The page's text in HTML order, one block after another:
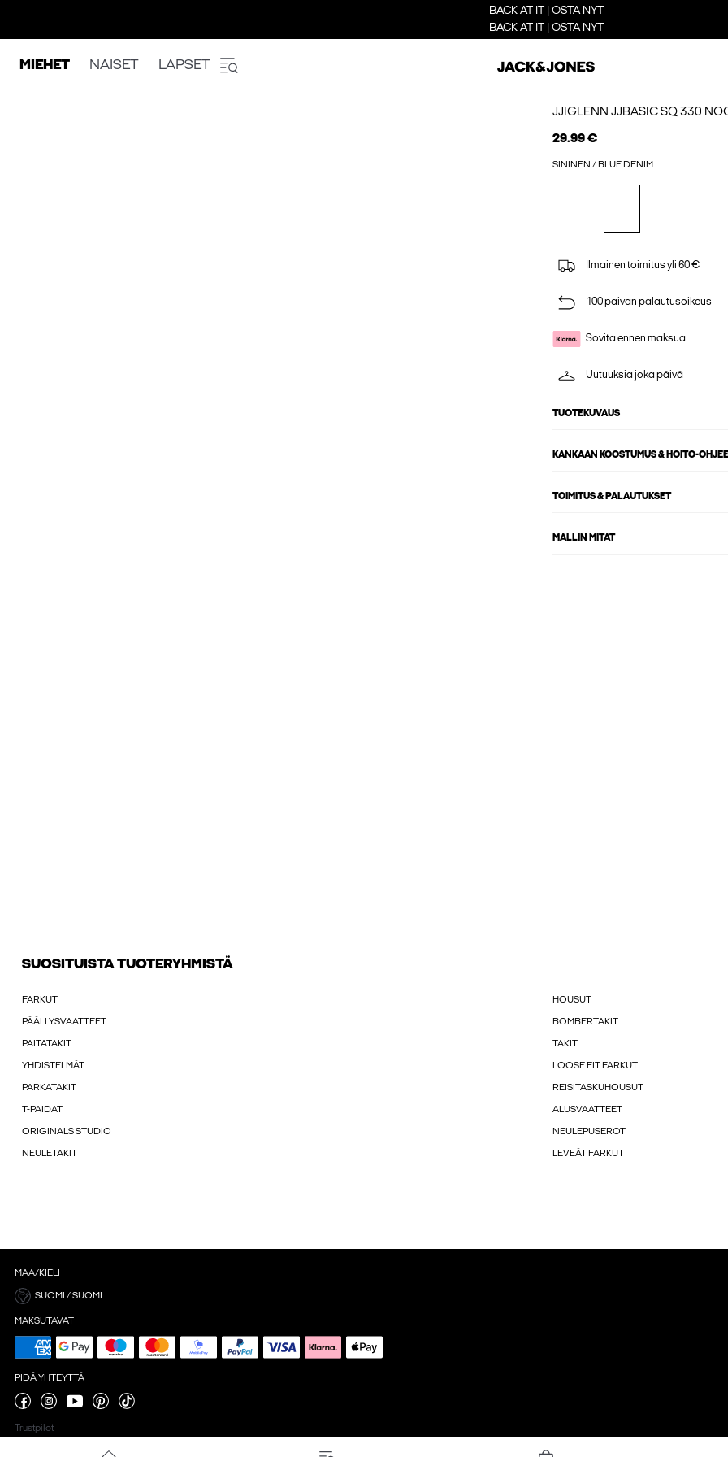
BACK AT IT | OSTA NYT
BACK AT IT | OSTA NYT
MIEHET NAISET LAPSET
JJIGLENN JJBASIC SQ 330
29.99 €
SININEN / BLUE DENIM
Ilmainen toimitus yli 60 €
100 päivän palautusoikeus
Sovita ennen maksua
Uutuuksia joka päivä
TUOTEKUVAUS
KANKAAN KOOSTUMUS & HOITO-
TOIMITUS & PALAUTUKSET
MALLIN MITAT
SUOSITUISTA TUOTERYHMISTÄ
FARKUT HOUSUT
PÄÄLLYSVAATTEET BOMBERTAKIT
PAITATAKIT TAKIT
YHDISTELMÄT LOOSE FIT FARKUT
PARKATAKIT REISITASKUHOUSUT
T-PAIDAT ALUSVAATTEET
ORIGINALS STUDIO NEULEPUSEROT
NEULETAKIT LEVEÄT FARKUT
MAA/KIELI
SUOMI / SUOMI
MAKSUTAVAT
PIDÄ YHTEYTTÄ
Trustpilot